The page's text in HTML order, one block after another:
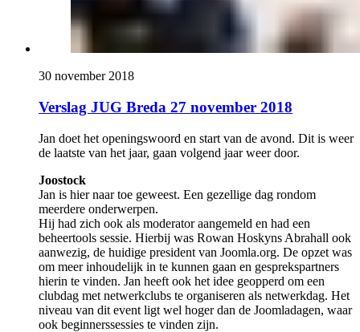
30 november 2018
Verslag JUG Breda 27 november 2018
Jan doet het openingswoord en start van de avond. Dit is weer
de laatste van het jaar, gaan volgend jaar weer door.
Joostock
Jan is hier naar toe geweest. Een gezellige dag rondom
meerdere onderwerpen.
Hij had zich ook als moderator aangemeld en had een
beheertools sessie. Hierbij was Rowan Hoskyns Abrahall ook
aanwezig, de huidige president van Joomla.org. De opzet was
om meer inhoudelijk in te kunnen gaan en gesprekspartners
hierin te vinden. Jan heeft ook het idee geopperd om een
clubdag met netwerkclubs te organiseren als netwerkdag. Het
niveau van dit event ligt wel hoger dan de Joomladagen, waar
ook beginnerssessies te vinden zijn.